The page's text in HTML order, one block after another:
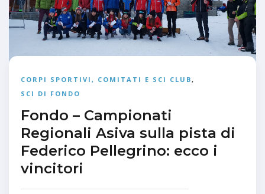
CORPI SPORTIVI, COMITATI E SCI CLUB,
SCI DI FONDO
Fondo – Campionati
Regionali Asiva sulla pista di
Federico Pellegrino: ecco i
vincitori